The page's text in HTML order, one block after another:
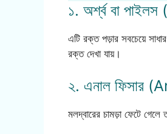
১. অর্শ্ব বা
এটি রক্ত পড়ার সবচেয়ে
রক্ত দেখা যায়।
২. এনাল ফিসার
মলদ্বারের চামড়া ফেটে